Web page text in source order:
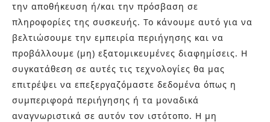
την αποθήκευση ή/και την πρόσβαση σε
πληροφορίες της συσκευής. Το κάνουμε αυτό για να
βελτιώσουμε την εμπειρία περιήγησης και να
προβάλλουμε (μη) εξατομικευμένες διαφημίσεις. Η
συγκατάθεση σε αυτές τις τεχνολογίες θα μας
επιτρέψει να επεξεργαζόμαστε δεδομένα όπως η
συμπεριφορά περιήγησης ή τα μοναδικά
αναγνωριστικά σε αυτόν τον ιστότοπο. Η μη
Προέλευση: Ιταλία
Επικοινωνήστε μαζί μας στα τηλέφωνα 210-9934544
και 210-9934037 ή μέσω e-mail στο
info@bagnocasa.gr για περισσότερες πληροφορίες.
Θα χαρούμε να σας λύσουμε οποιαδήποτε απορία.